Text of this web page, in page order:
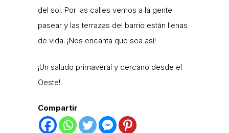
del sol. Por las calles vemos a la gente
pasear y las terrazas del barrio están llenas
de vida. ¡Nos encanta que sea así!
¡Un saludo primaveral y cercano desde el
Oeste!
Compartir